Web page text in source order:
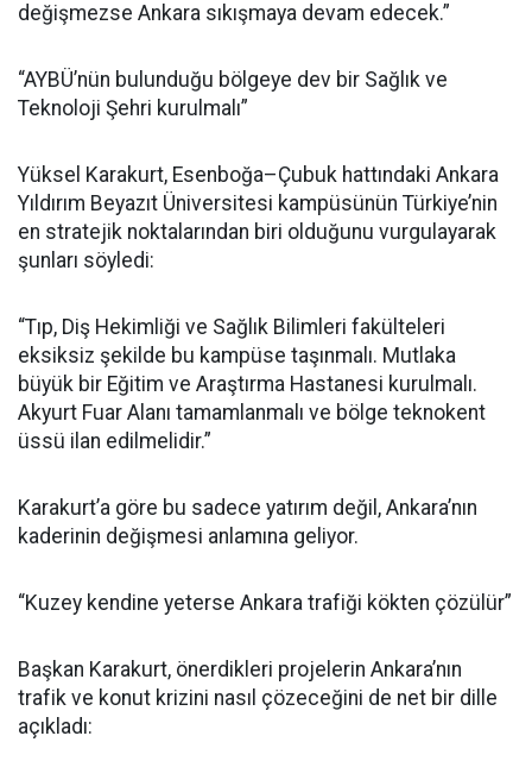
değişmezse Ankara sıkışmaya devam edecek.”
“AYBÜ’nün bulunduğu bölgeye dev bir Sağlık ve
Teknoloji Şehri kurulmalı”
Yüksel Karakurt, Esenboğa–Çubuk hattındaki Ankara
Yıldırım Beyazıt Üniversitesi kampüsünün Türkiye’nin
en stratejik noktalarından biri olduğunu vurgulayarak
şunları söyledi:
“Tıp, Diş Hekimliği ve Sağlık Bilimleri fakülteleri
eksiksiz şekilde bu kampüse taşınmalı. Mutlaka
büyük bir Eğitim ve Araştırma Hastanesi kurulmalı.
Akyurt Fuar Alanı tamamlanmalı ve bölge teknokent
üssü ilan edilmelidir.”
Karakurt’a göre bu sadece yatırım değil, Ankara’nın
kaderinin değişmesi anlamına geliyor.
“Kuzey kendine yeterse Ankara trafiği kökten çözülür”
Başkan Karakurt, önerdikleri projelerin Ankara’nın
trafik ve konut krizini nasıl çözeceğini de net bir dille
açıkladı: